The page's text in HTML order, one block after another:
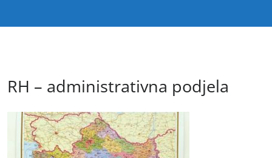
RH – administrativna podjela